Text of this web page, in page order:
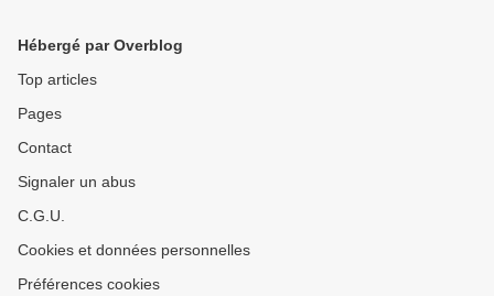
Hébergé par Overblog
Top articles
Pages
Contact
Signaler un abus
C.G.U.
Cookies et données personnelles
Préférences cookies